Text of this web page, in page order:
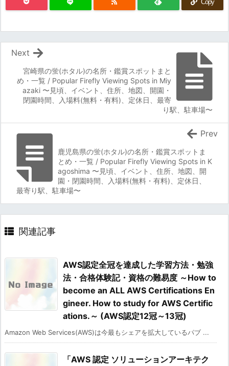
Copy
宮崎県の蛍(ホタル)の名所・鑑賞スポットまと
め・一覧 / Popular Firefly Viewing Spots in Miy
azaki 〜見頃、イベント、住所、地図、開園・
閉園時間、入場料(無料・有料)、定休日、最寄
り駅、駐車場〜
Next
鹿児島県の蛍(ホタル)の名所・鑑賞スポットま
とめ・一覧 / Popular Firefly Viewing Spots in K
agoshima 〜見頃、イベント、住所、地図、開
園・閉園時間、入場料(無料・有料)、定休日、
最寄り駅、駐車場〜
Prev
関連記事
AWS認定全冠を達成した学習方法・勉強
法・合格体験記・資格の難易度 ～How to
become an ALL AWS Certifications En
gineer. How to study for AWS Certific
ations.～ (AWS認定12冠～13冠)
Amazon Web Services(AWS)は今最もシェアを拡大しているパブ ...
「AWS 認定 ソリューションアーキテク